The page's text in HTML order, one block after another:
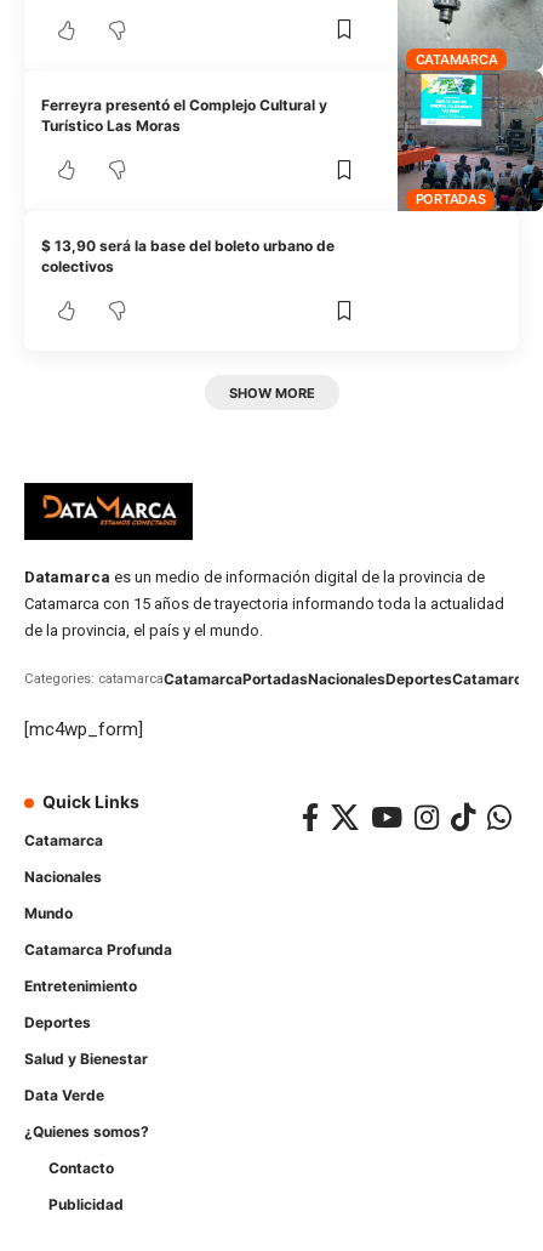
CATAMARCA
PORTADAS
Ferreyra presentó el Complejo Cultural y
Turístico Las Moras
$ 13,90 será la base del boleto urbano de
colectivos
SHOW MORE
Datamarca es un medio de información digital de la provincia de
Catamarca con 15 años de trayectoria informando toda la actualidad
de la provincia, el país y el mundo.
Categories: catamarcaCatamarcaPortadasNacionalesDeportesCatamarca
[mc4wp_form]
Quick Links
Catamarca
Nacionales
Mundo
Catamarca Profunda
Entretenimiento
Deportes
Salud y Bienestar
Data Verde
¿Quienes somos?
Contacto
Publicidad